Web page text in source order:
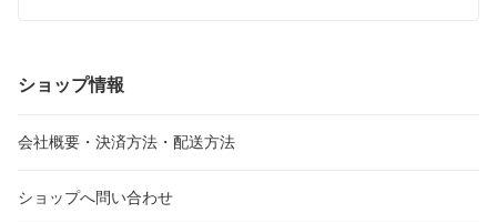
ショップ情報
会社概要・決済方法・配送方法
ショップへ問い合わせ